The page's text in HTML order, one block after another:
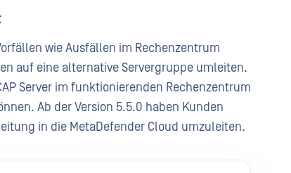
wie Ausfällen im Rechenzentrum
auf eine alternative Servergruppe umleiten.
Server im funktionierenden Rechenzentrum
Ab der Version 5.5.0 haben Kunden
in die MetaDefender Cloud umzuleiten.